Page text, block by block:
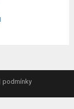
podmínky